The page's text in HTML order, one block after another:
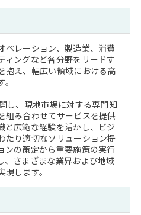
ペレーション、製造業、消費
ィングなど各分野をリードす
抱え、幅広い領域における高
し、現地市場に対する専門知
組み合わせてサービスを提供
と広範な経験を活かし、ビジ
たり適切なソリューション提
ンの策定から重要施策の実行
、さまざまな業界および地域
します。